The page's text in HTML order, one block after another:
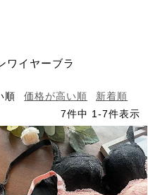
ワイヤーブラ
順 価格が高い順
新着順
7件中 1 -7件表示